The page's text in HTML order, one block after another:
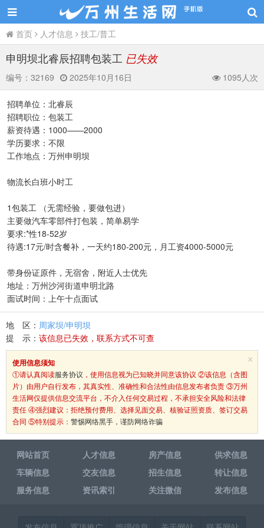
首页 人才信息 技工/普工
申明坝北睿辰招聘包装工 已失效
编号： 32169 2025年10月16日 1095人次
招聘单位：北睿辰
招聘职位：包装工
薪资待遇：1000——2000
学历要求：不限
工作地点：万州申明坝
物流长白班小时工
1包装工 （无需经验，要做包进）
主要做汽车零部件打包装，简单易学
要求:*性18-52岁
待遇:17元/时含餐补，一天约180-200元，月工资4000-5000元
带身份证原件，无宿舍，附近人士优先
地址：万州沙河街道申明北路
面试时间：上午十点面试
地 区： 周家坝/申明坝
提 示： 该信息已失效，联系方式不可查
×
使用信息须知
①请认真阅读服务协议 ，使用信息视为已知晓并同意该协议 ②该信息（含图
片）由用户自行发布，其真实性、准确性和合法性由信息发布者负责 ③万州
生活网仅提供信息交流平台，不介入任何交易过程，不承担安全风险和法律
责任 ④强烈建议：拒绝预付费用、选择见面交易、核验证照资质、签订交易
合同 ⑤特别提示： 警惕网络黑手，谨防网络诈骗
网站首页 人才信息 房产信息
供求信息
车辆信息
交友信息 招生信息
转让信息
服务信息
资讯索引 关注微信 发布信息